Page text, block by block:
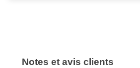
Notes et avis clients